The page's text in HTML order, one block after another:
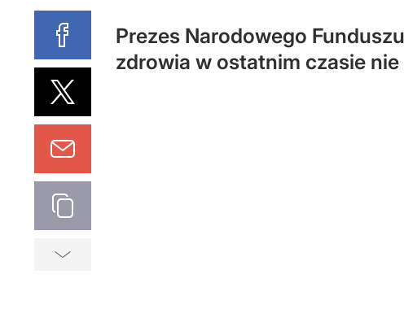
Prezes Narodowego
zdrowia w ostatnim czasie